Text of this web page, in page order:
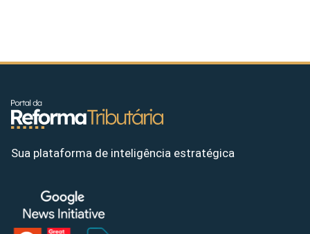
Sua plataforma de inteligência estratégica